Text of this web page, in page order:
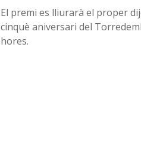
El premi es lliurarà el proper
cinquè aniversari del
hores.